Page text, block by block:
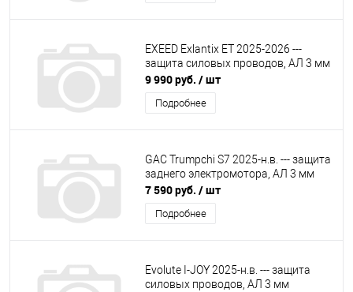
EXEED Exlantix ET 2025-2026 ---
защита силовых проводов, АЛ 3 мм
9 990 руб. / шт
Подробнее
GAC Trumpchi S7 2025-н.в. --- защита
заднего электромотора, АЛ 3 мм
7 590 руб. / шт
Подробнее
Evolute I-JOY 2025-н.в. --- защита
силовых проводов, АЛ 3 мм